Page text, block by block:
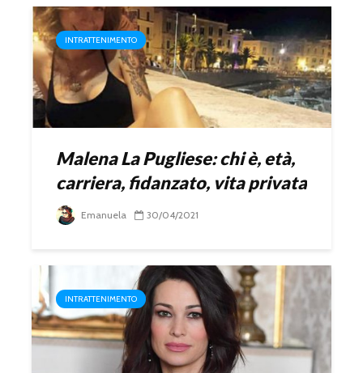
INTRATTENIMENTO
Malena La Pugliese: chi è, età,
carriera, fidanzato, vita privata
Emanuela 30/04/2021
INTRATTENIMENTO